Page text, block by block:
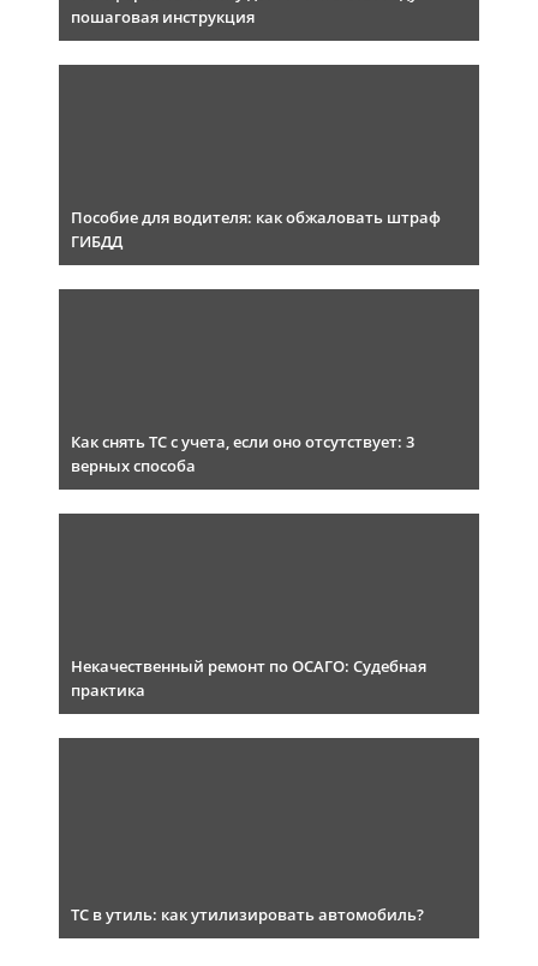
пошаговая инструкция
Пособие для водителя: как обжаловать штраф
ГИБДД
Как снять ТС с учета, если оно отсутствует: 3
верных способа
Некачественный ремонт по ОСАГО: Судебная
практика
ТС в утиль: как утилизировать автомобиль?